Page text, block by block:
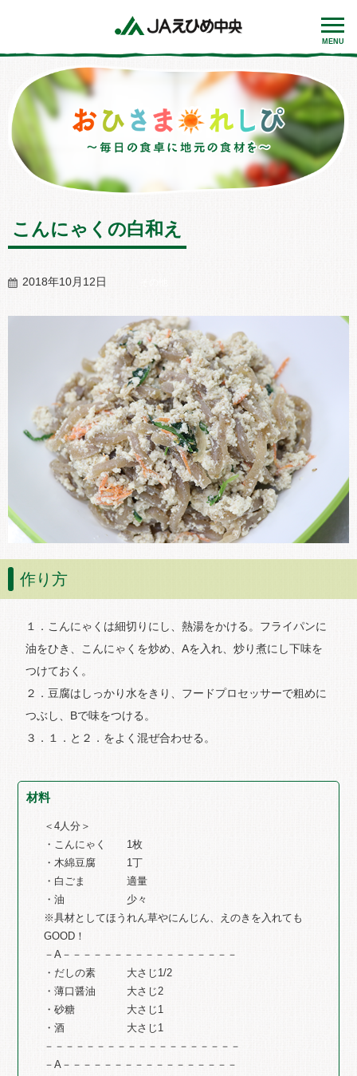
MENU
こんにゃくの白和え
2018年10月12日
作り方
１．こんにゃくは細切りにし、熱湯をかける。フライパンに
油をひき、こんにゃくを炒め、Aを入れ、炒り煮にし下味を
つけておく。
２．豆腐はしっかり水をきり、フードプロセッサーで粗めに
つぶし、Bで味をつける。
３．１．と２．をよく混ぜ合わせる。
材料
＜4人分＞
・こんにゃく 1枚
・木綿豆腐 1丁
・白ごま 適量
・油 少々
※具材としてほうれん草やにんじん、えのきを入れても
GOOD！
－A－－－－－－－－－－－－－－－－－
・だしの素 大さじ1/2
・薄口醤油 大さじ2
・砂糖 大さじ1
・酒 大さじ1
－－－－－－－－－－－－－－－－－－－
－A－－－－－－－－－－－－－－－－－